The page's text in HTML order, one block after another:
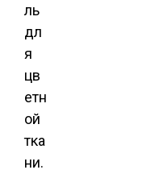
ль
дл
я
цв
етн
ой
тка
ни.